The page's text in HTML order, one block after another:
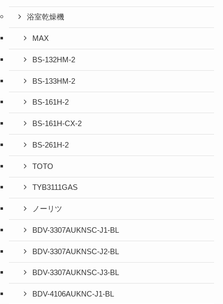
浴室乾燥機
MAX
BS-132HM-2
BS-133HM-2
BS-161H-2
BS-161H-CX-2
BS-261H-2
TOTO
TYB3111GAS
ノーリツ
BDV-3307AUKNSC-J1-BL
BDV-3307AUKNSC-J2-BL
BDV-3307AUKNSC-J3-BL
BDV-4106AUKNC-J1-BL